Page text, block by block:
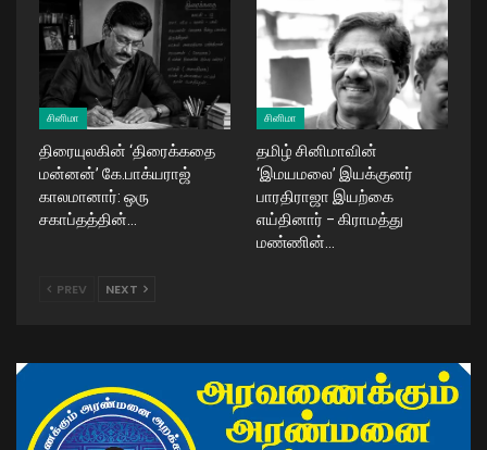
சினிமா
திரையுலகின் ‘திரைக்கதை
மன்னன்’ கே.பாக்யராஜ்
காலமானார்: ஒரு
சகாப்தத்தின்…
சினிமா
தமிழ் சினிமாவின்
‘இமயமலை’ இயக்குனர்
பாரதிராஜா இயற்கை
எய்தினார் – கிராமத்து
மண்ணின்…
PREV NEXT